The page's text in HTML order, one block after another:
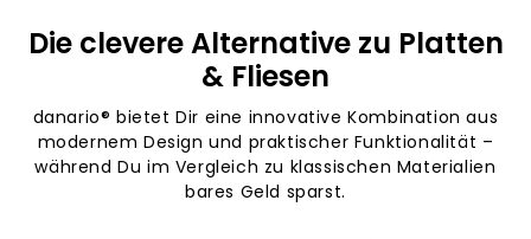
Die clevere Alternative zu Platten
& Fliesen
danario® bietet Dir eine innovative Kombination aus
modernem Design und praktischer Funktionalität –
während Du im Vergleich zu klassischen Materialien
bares Geld sparst.